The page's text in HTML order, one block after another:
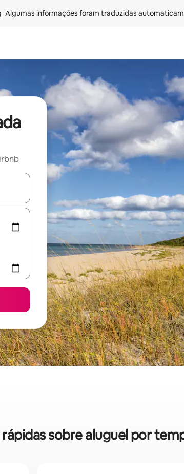
Algumas informações foram traduzidas
os usando as seta para cima e para baixo do
sobre aluguel por